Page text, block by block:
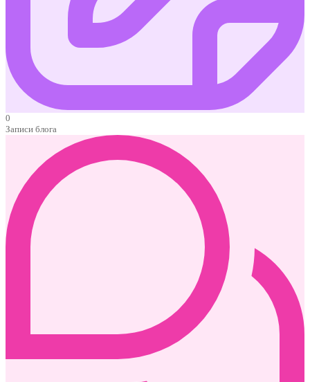
0
Записи блога